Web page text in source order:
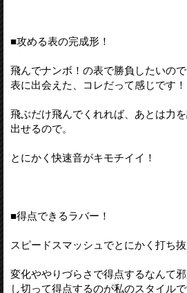
■攻める表の完成形！
飛んでナンボ！の表で勝負したいの
表に出会えた、コレだって感じです！
飛ぶだけ飛んでくれれば、あとは力
出せるので。
とにかく快速音がキモチイイ！
■得点できるラバー！
スピードスマッシュでとにかく打ち
変化ややりづらさで得点するなんて
し切って得点するのが私のスタイルで